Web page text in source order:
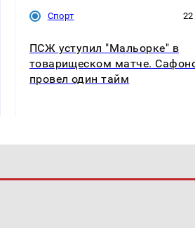
В магазинах России
СМИ:
Спорт
ПСЖ уступил "Мальорке" в
товарищеском матче.
провел один тайм